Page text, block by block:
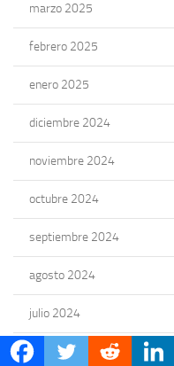
marzo 2025
febrero 2025
enero 2025
diciembre 2024
noviembre 2024
octubre 2024
septiembre 2024
agosto 2024
julio 2024
junio 2024